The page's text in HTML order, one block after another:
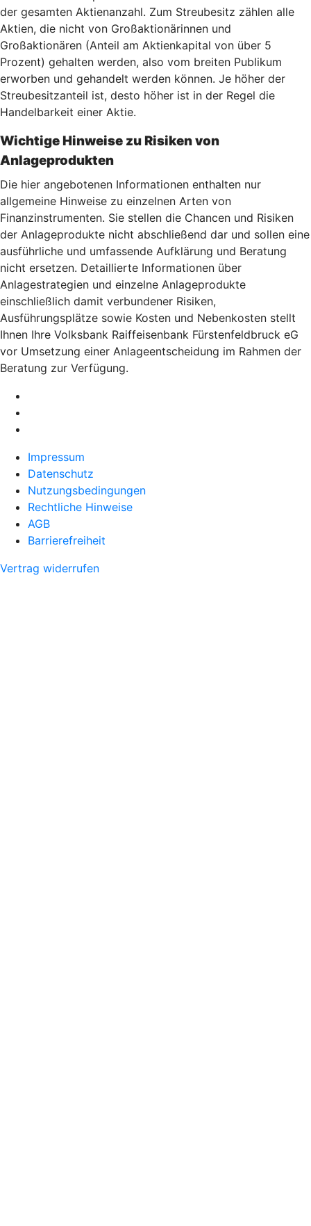
der gesamten Aktienanzahl. Zum Streubesitz zählen alle
Aktien, die nicht von Großaktionärinnen und
Großaktionären (Anteil am Aktienkapital von über 5
Prozent) gehalten werden, also vom breiten Publikum
erworben und gehandelt werden können. Je höher der
Streubesitzanteil ist, desto höher ist in der Regel die
Handelbarkeit einer Aktie.
Wichtige Hinweise zu Risiken von
Anlageprodukten
Die hier angebotenen Informationen enthalten nur
allgemeine Hinweise zu einzelnen Arten von
Finanzinstrumenten. Sie stellen die Chancen und Risiken
der Anlageprodukte nicht abschließend dar und sollen eine
ausführliche und umfassende Aufklärung und Beratung
nicht ersetzen. Detaillierte Informationen über
Anlagestrategien und einzelne Anlageprodukte
einschließlich damit verbundener Risiken,
Ausführungsplätze sowie Kosten und Nebenkosten stellt
Ihnen Ihre Volksbank Raiffeisenbank Fürstenfeldbruck eG
vor Umsetzung einer Anlageentscheidung im Rahmen der
Beratung zur Verfügung.
Impressum
Datenschutz
Nutzungsbedingungen
Rechtliche Hinweise
AGB
Barrierefreiheit
Vertrag widerrufen